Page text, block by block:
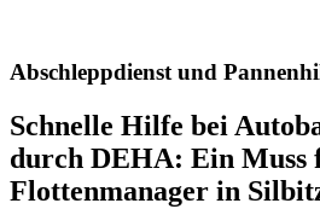
Abschleppdienst und
Schnelle Hilfe bei
durch DEHA: Ein Muss
Flottenmanager in